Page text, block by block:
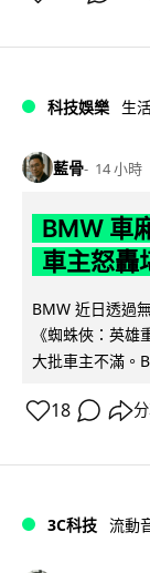
科技娛樂 生
藍骨 14 小時
BMW 車
車主怒轟
BMW 近日透過
《蜘蛛俠：英
大批車主不滿。
18
3C科技 流動